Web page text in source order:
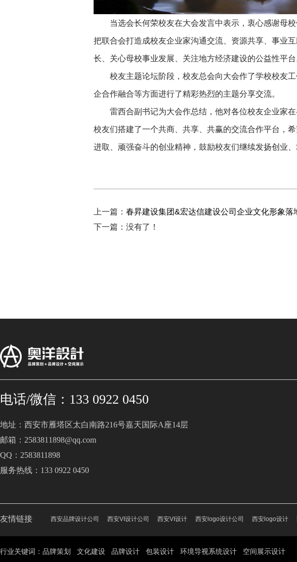
当选会长何荣校友在大会发言中表示，衷心感谢母校
把联合会打造成校友企业家沟通交流、资源共享、事业
长、关心母校事业发展、关注地方经济建设的公益性平台
校友主题论坛阶段，校友总会向大会作了学校校友工
企合作融合等方面进行了精彩热烈的主题分享交流。
雷西合副书记为大会作总结，他对各位校友企业家在
校友们搭建了一个共商、共享、共赢的交流合作平台，
进取、顽强奋斗的创业精神，鼓励校友们继续发扬创业
上一篇： 春昇建设集团&宏达信建设公司企业文化形象落
下一篇：没有了！
电话/微信：133 0922 0450
地址：西安市雁塔区太白南路216号嘉天国际A座14层
邮箱：2583811898@qq.com
QQ：2583811898
服务热线：133 0922 0450
友情链接 西安品牌设计公司 西安VI设计公司 西安VI设计 西安logo设计公司 西安logo设计
行业关键词：品牌策划 文化建设 品牌设计 包装设计 环境导视系统设计 空间展示设计